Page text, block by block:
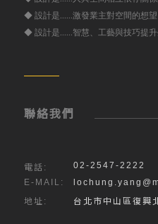
◆ 設計是……激發業主對空間的想望
◆ 設計是……智慧、工藝與技巧提升
聯絡我們
電話:
02-2547-2222
E-MAIL:
地址:
台北市中山區復興